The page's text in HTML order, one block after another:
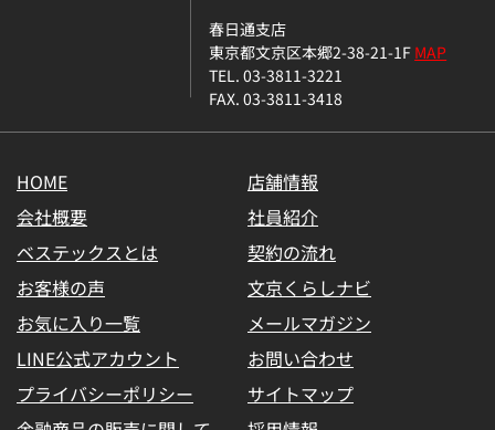
春日通支店
東京都文京区本郷2-38-21-1FMAP
TEL. 03-3811-3221
FAX. 03-3811-3418
HOME
店舗情報
会社概要
社員紹介
ベステックスとは
契約の流れ
お客様の声
文京くらしナビ
お気に入り一覧
メールマガジン
LINE公式アカウント
お問い合わせ
プライバシーポリシー
サイトマップ